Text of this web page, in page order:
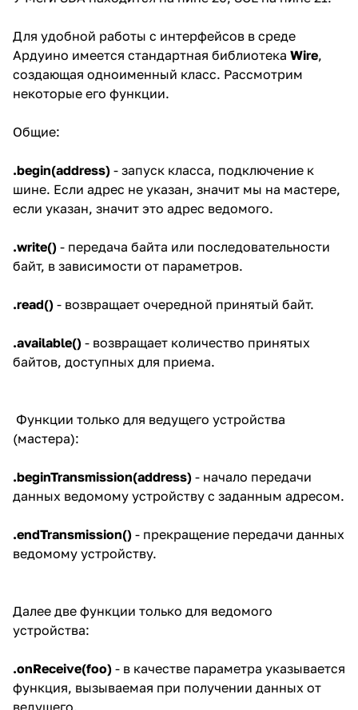
Для удобной работы с интерфейсов в среде
Ардуино имеется стандартная библиотека Wire,
создающая одноименный класс. Рассмотрим
некоторые его функции.
Общие:
.begin(address) - запуск класса, подключение к
шине. Если адрес не указан, значит мы на мастере,
если указан, значит это адрес ведомого.
.write() - передача байта или последовательности
байт, в зависимости от параметров.
.read() - возвращает очередной принятый байт.
.available() - возвращает количество принятых
байтов, доступных для приема.
Функции только для ведущего устройства
(мастера):
.beginTransmission(address) - начало передачи
данных ведомому устройству с заданным адресом.
.endTransmission() - прекращение передачи данных
ведомому устройству.
Далее две функции только для ведомого
устройства:
.onReceive(foo) - в качестве параметра указывается
функция, вызываемая при получении данных от